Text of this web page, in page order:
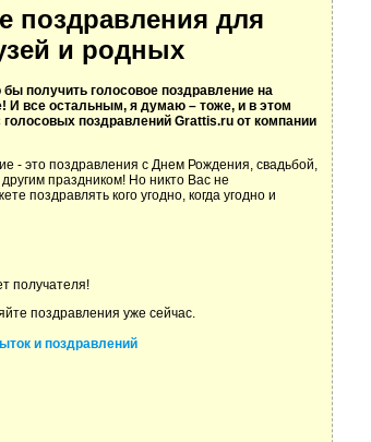
поздравления для
и родных
получить голосовое поздравление на
И все остальным, я думаю – тоже, и в этом
поздравлений Grattis.ru от компании
- это поздравления с Днем Рождения, свадьбой,
праздником! Но никто Вас не
поздравлять кого угодно, когда угодно и
получателя!
поздравления уже сейчас.
и поздравлений